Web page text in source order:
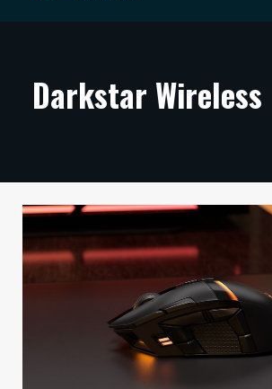
ARTIKKELIT
TECHBBS
TIETOA
HINTA.FI
Darkstar Wireless